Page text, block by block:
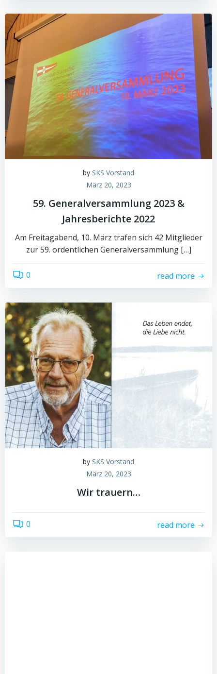
by SKS Vorstand
März 20, 2023
59. Generalversammlung 2023 &
Jahresberichte 2022
Am Freitagabend, 10. März trafen sich 42 Mitglieder
zur 59. ordentlichen Generalversammlung […]
0 read more
by SKS Vorstand
März 20, 2023
Wir trauern…
0 read more